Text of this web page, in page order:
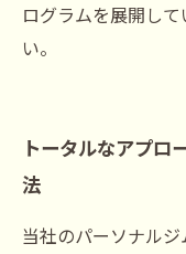
ログラムを展開し
い。
トータルなアプロ
法
当社のパーソナル